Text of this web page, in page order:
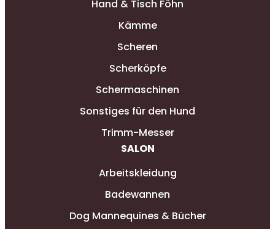
Hand & Tisch Föhn
Kämme
Scheren
Scherköpfe
Schermaschinen
Sonstiges für den Hund
Trimm-Messer
SALON
Arbeitskleidung
Badewannen
Dog Mannequines & Bücher